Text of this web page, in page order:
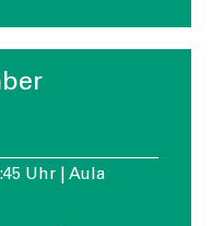
Uhr | Aula